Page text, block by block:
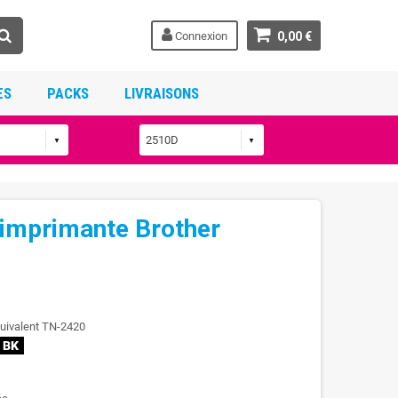
0,00 €
Connexion
PACKS LIVRAISONS
Brother
TN-2420